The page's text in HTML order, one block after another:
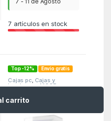
carrito
7 artículos en stock
Top -12% Envío gratis
Cajas pc, Cajas y
barebones,MGSR
Caja ordenador
gaming msi mag pano
templado blanco